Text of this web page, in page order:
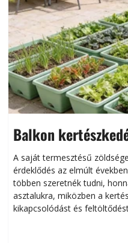
Balkon
Helytakarékos
A saját termesztésű
érdeklődés az elmúlt
többen szeretnék tudni,
asztalukra, miközben a
kikapcsolódást és